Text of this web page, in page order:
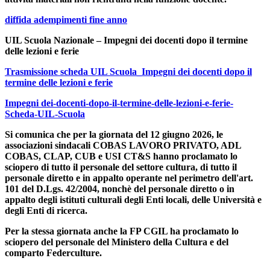
diffida adempimenti fine anno
UIL Scuola Nazionale – Impegni dei docenti dopo il termine
delle lezioni e ferie
Trasmissione scheda UIL Scuola_Impegni dei docenti dopo il
termine delle lezioni e ferie
Impegni dei-docenti-dopo-il-termine-delle-lezioni-e-ferie-
Scheda-UIL-Scuola
Si comunica che per la giornata del 12 giugno 2026, le
associazioni sindacali COBAS LAVORO PRIVATO, ADL
COBAS, CLAP, CUB e USI CT&S hanno proclamato lo
sciopero di tutto il personale del settore cultura, di tutto il
personale diretto e in appalto operante nel perimetro dell'art.
101 del D.Lgs. 42/2004, nonchè del personale diretto o in
appalto degli istituti culturali degli Enti locali, delle Università e
degli Enti di ricerca.
Per la stessa giornata anche la FP CGIL ha proclamato lo
sciopero del personale del Ministero della Cultura e del
comparto Federculture.